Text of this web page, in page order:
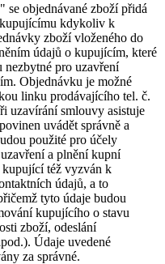
se objednávané zboží přidá
kdykoliv k
zboží vloženého do
údajů o kupujícím, které
nezbytné pro uzavření
Objednávku je možné
linku prodávajícího tel. č.
uzavírání smlouvy asistuje
uvádět správně a
použité pro účely
a plnění kupní
též vyzván k
údajů, a to
tyto údaje budou
kupujícího o stavu
zboží, odeslání
Údaje uvedené
za správné.